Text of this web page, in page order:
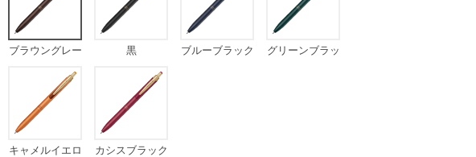
ブラウングレー 黒 ブルーブラック
グリーンブラッ
キャメルイエロ
カシスブラック